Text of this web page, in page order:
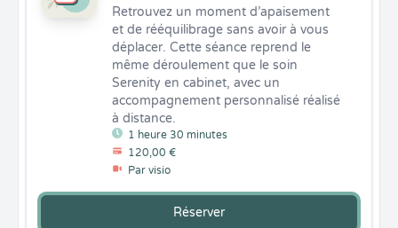
1 heure 30 minutes
120,00 €
Par visio
Retrouvez un moment d’apaisement
et de rééquilibrage sans avoir à vous
déplacer. Cette séance reprend le
même déroulement que le soin
Serenity en cabinet, avec un
accompagnement personnalisé réalisé
à distance.
Réserver